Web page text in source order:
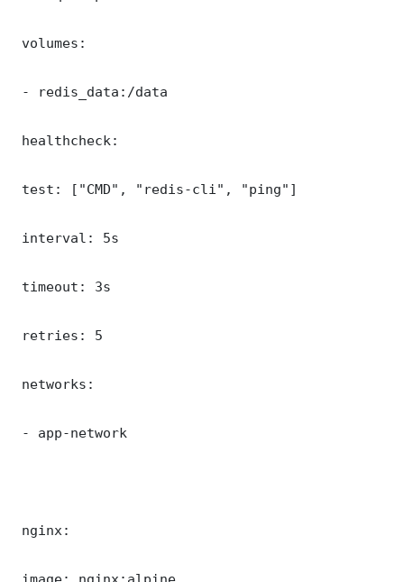
volumes:
- redis_data:/data
healthcheck:
test: ["CMD", "redis-cli", "ping"]
interval: 5s
timeout: 3s
retries: 5
networks:
- app-network
nginx:
image: nginx:alpine